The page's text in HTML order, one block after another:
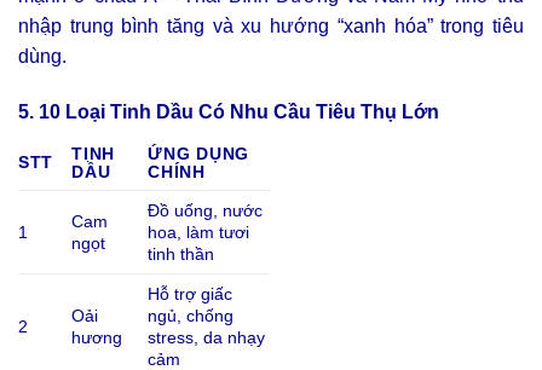
nhập trung bình tăng và xu hướng “xanh hóa” trong tiêu
dùng.
5. 10 Loại Tinh Dầu Có Nhu Cầu Tiêu Thụ Lớn
STT
TINH
DẦU
ỨNG DỤNG
CHÍNH
1
Cam
ngọt
Đồ uống, nước
hoa, làm tươi
tinh thần
2
Oải
hương
Hỗ trợ giấc
ngủ, chống
stress, da nhạy
cảm